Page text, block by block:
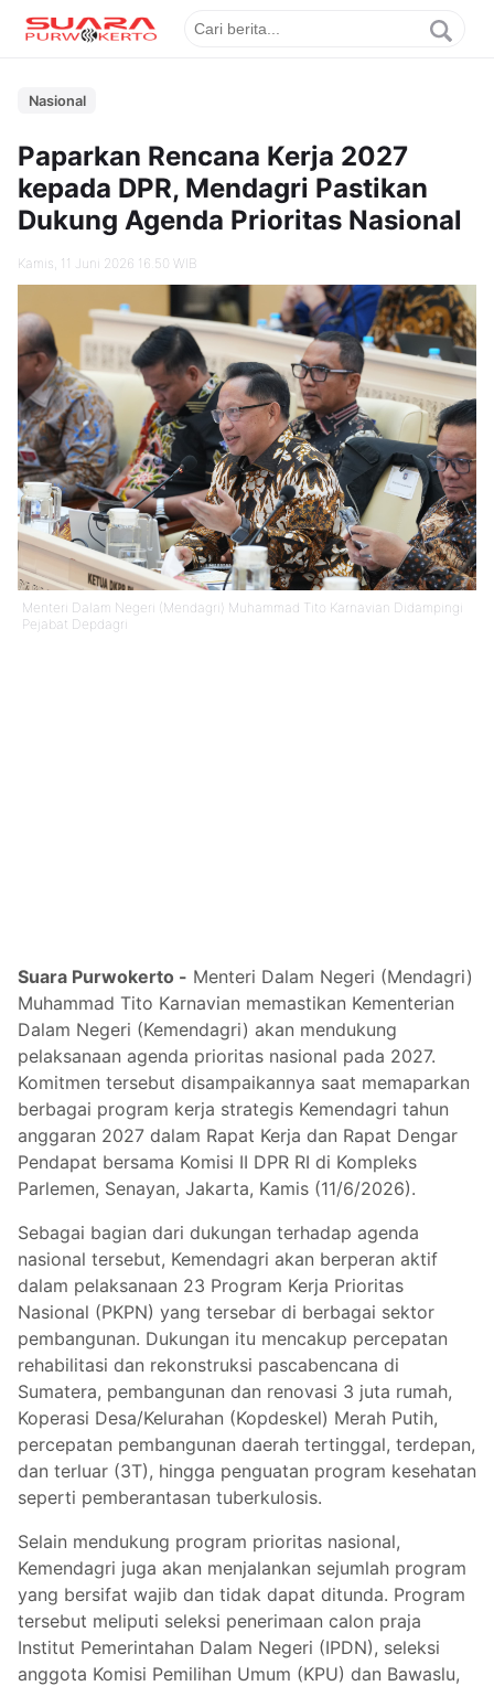
Nasional
Paparkan Rencana Kerja 2027
kepada DPR, Mendagri Pastikan
Dukung Agenda Prioritas Nasional
Kamis, 11 Juni 2026 16.50 WIB
Menteri Dalam Negeri (Mendagri) Muhammad Tito Karnavian Didampingi
Pejabat Depdagri
Suara Purwokerto - Menteri Dalam Negeri (Mendagri)
Muhammad Tito Karnavian memastikan Kementerian
Dalam Negeri (Kemendagri) akan mendukung
pelaksanaan agenda prioritas nasional pada 2027.
Komitmen tersebut disampaikannya saat memaparkan
berbagai program kerja strategis Kemendagri tahun
anggaran 2027 dalam Rapat Kerja dan Rapat Dengar
Pendapat bersama Komisi II DPR RI di Kompleks
Parlemen, Senayan, Jakarta, Kamis (11/6/2026).
Sebagai bagian dari dukungan terhadap agenda
nasional tersebut, Kemendagri akan berperan aktif
dalam pelaksanaan 23 Program Kerja Prioritas
Nasional (PKPN) yang tersebar di berbagai sektor
pembangunan. Dukungan itu mencakup percepatan
rehabilitasi dan rekonstruksi pascabencana di
Sumatera, pembangunan dan renovasi 3 juta rumah,
Koperasi Desa/Kelurahan (Kopdeskel) Merah Putih,
percepatan pembangunan daerah tertinggal, terdepan,
dan terluar (3T), hingga penguatan program kesehatan
seperti pemberantasan tuberkulosis.
Selain mendukung program prioritas nasional,
Kemendagri juga akan menjalankan sejumlah program
yang bersifat wajib dan tidak dapat ditunda. Program
tersebut meliputi seleksi penerimaan calon praja
Institut Pemerintahan Dalam Negeri (IPDN), seleksi
anggota Komisi Pemilihan Umum (KPU) dan Bawaslu,